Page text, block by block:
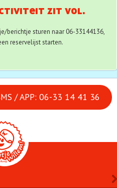
zit vol.
berichtje sturen naar 06-33144136,
reservelijst starten.
/ APP: 06-33 14 41 36